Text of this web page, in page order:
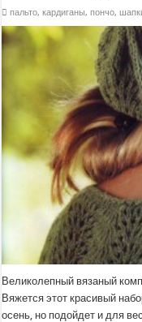
пальто, кардиганы, пончо,
Великолепный вязаный
Вяжется этот красивый
осень, но подойдет и для